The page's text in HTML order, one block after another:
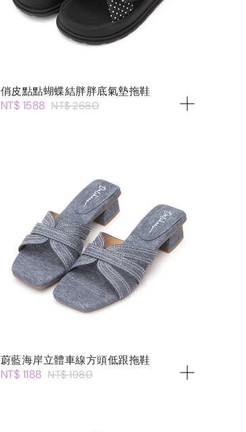
俏皮點點蝴蝶結胖胖底氣墊拖鞋
NT$ 1588 NT$ 2680
蔚藍海岸立體車線方頭低跟拖鞋
NT$ 1188 NT$ 1980